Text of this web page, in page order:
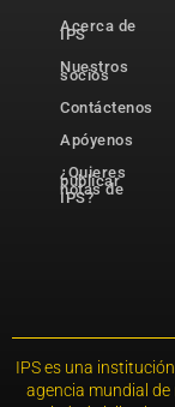
Acerca de
IPS
Nuestros
socios
Contáctenos
Apóyenos
¿Quieres
publicar
notas de
IPS?
IPS es una
agencia mundial de